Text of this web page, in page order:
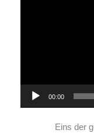
00:00
Eins der